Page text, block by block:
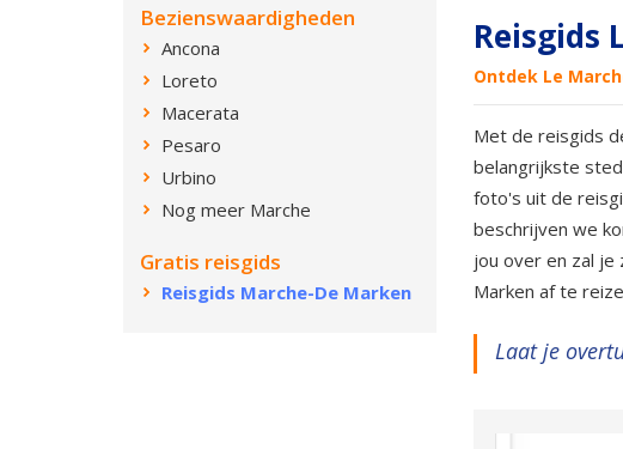
Bezienswaardigheden
Ancona
Loreto
Macerata
Pesaro
Urbino
Nog meer Marche
Gratis reisgids
Reisgids Marche-De Marken
Reisgids
Ontdek Le
Met de reisgids
belangrijkste
foto's uit de
beschrijven we
jou over en zal je
Marken af te
Laat je